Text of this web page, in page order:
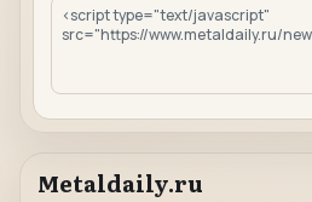
Metaldaily.ru